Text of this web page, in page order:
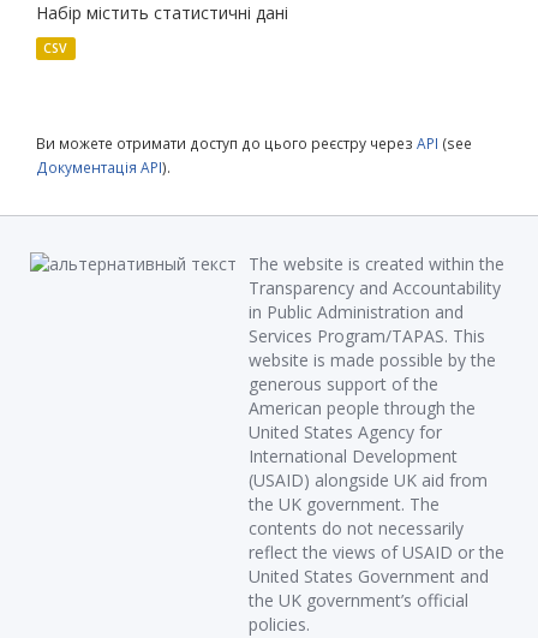
Набір містить статистичні дані
CSV
Ви можете отримати доступ до цього реєстру через API (see
Документація API).
The website is created within the
Transparency and Accountability
in Public Administration and
Services Program/TAPAS. This
website is made possible by the
generous support of the
American people through the
United States Agency for
International Development
(USAID) alongside UK aid from
the UK government. The
contents do not necessarily
reflect the views of USAID or the
United States Government and
the UK government’s official
policies.